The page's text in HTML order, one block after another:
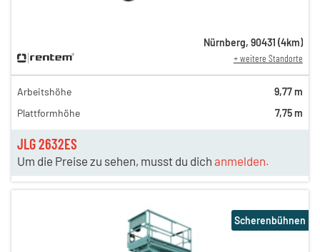
JLG 2632ES
Um die Preise zu sehen, musst du dich anmelden.
Nürnberg, 90431 (4km)
+ weitere Standorte
Arbeitshöhe
9,77 m
Plattformhöhe
7,75 m
Scherenbühnen